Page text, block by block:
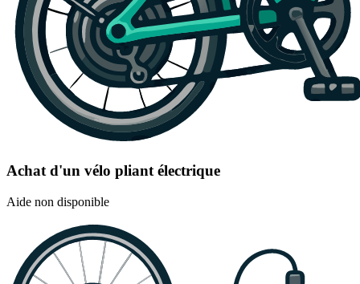
Achat d'un vélo pliant électrique
Aide non disponible